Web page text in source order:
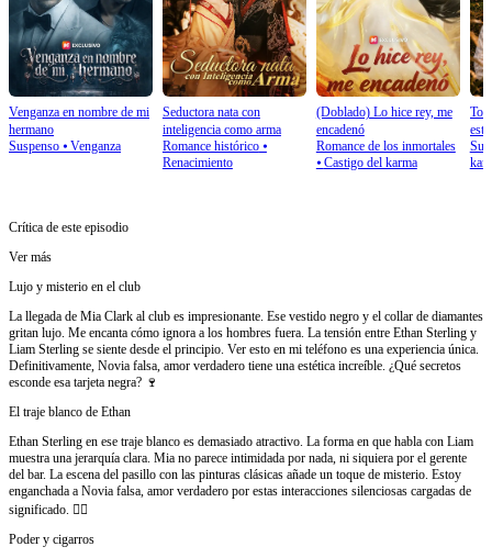
Venganza en nombre de mi
hermano
Suspenso ⦁ Venganza
Seductora nata con
inteligencia como arma
Romance histórico⦁
Renacimiento
(Doblado) Lo hice rey, me
encadenó
Romance de los inmortales
⦁ Castigo del karma
oro
Crítica de este episodio
Ver más
Lujo y misterio en el club
La llegada de Mia Clark al club es impresionante. Ese vestido negro y el collar de diamantes
gritan lujo. Me encanta cómo ignora a los hombres fuera. La tensión entre Ethan Sterling y
Liam Sterling se siente desde el principio. Ver esto en mi teléfono es una experiencia única.
Definitivamente, Novia falsa, amor verdadero tiene una estética increíble. ¿Qué secretos
esconde esa tarjeta negra? 🍷
El traje blanco de Ethan
Ethan Sterling en ese traje blanco es demasiado atractivo. La forma en que habla con Liam
muestra una jerarquía clara. Mia no parece intimidada por nada, ni siquiera por el gerente
del bar. La escena del pasillo con las pinturas clásicas añade un toque de misterio. Estoy
enganchada a Novia falsa, amor verdadero por estas interacciones silenciosas cargadas de
significado. 🕵️‍♀️
Poder y cigarros